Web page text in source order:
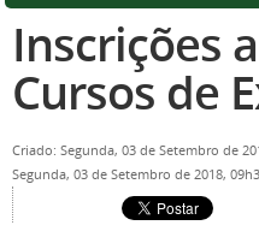
Inscrições
Cursos de
Criado: Segunda, 03 de Setembro de
Segunda, 03 de Setembro de 2018,